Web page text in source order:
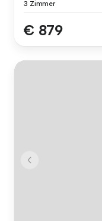
3 Zimmer
€ 879